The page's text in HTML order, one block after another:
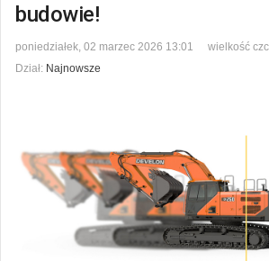
budowie!
poniedziałek, 02 marzec 2026 13:01
wielkość
Dział: Najnowsze